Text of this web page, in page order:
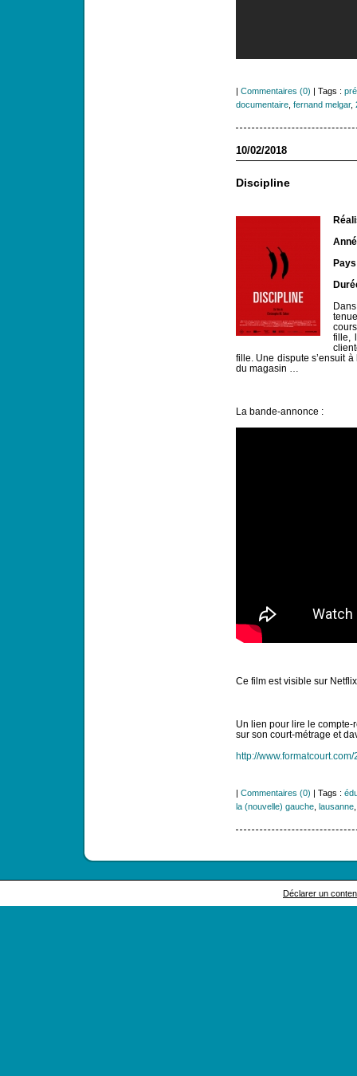
| Commentaires (0) | Tags :
documentaire, fernand melgar,
10/02/2018
Discipline
fille,
fille. Une dispute s’ensuit
du magasin …
La bande-annonce :
Ce film est visible sur
Un lien pour lire le compte-
sur son court-métrage et
http://
| Commentaires (0) | Tags :
la (nouvelle) gauche, lausanne
Déclarer un